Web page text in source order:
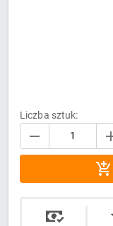
Liczba sztuk: